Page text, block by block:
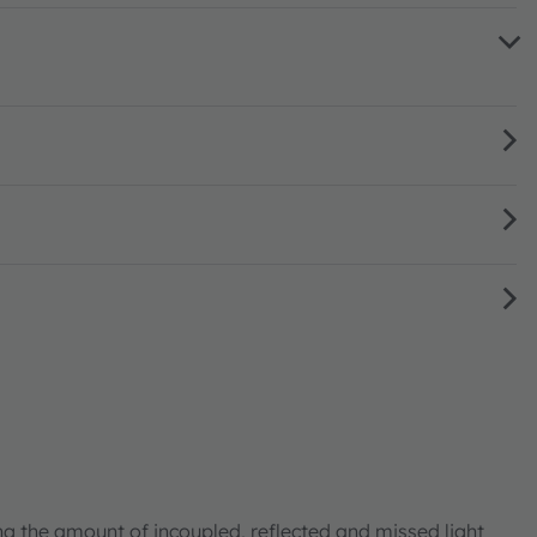
the amount of incoupled, reflected and missed light